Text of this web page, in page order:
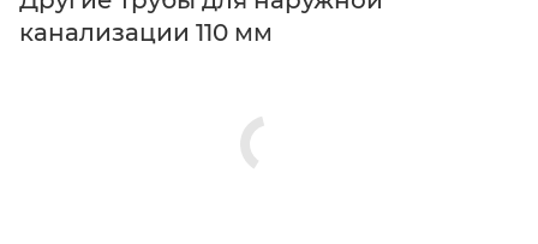
канализации 110 мм